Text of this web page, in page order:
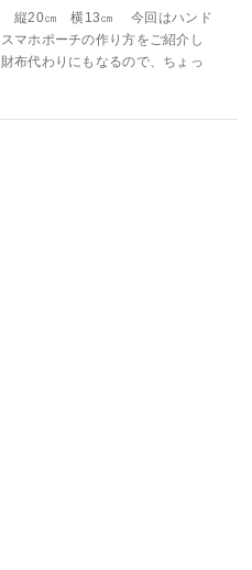
縦20㎝ 横13㎝ 今回はハンド
マホポーチの作り方をご紹介し
布代わりにもなるので、ちょっ